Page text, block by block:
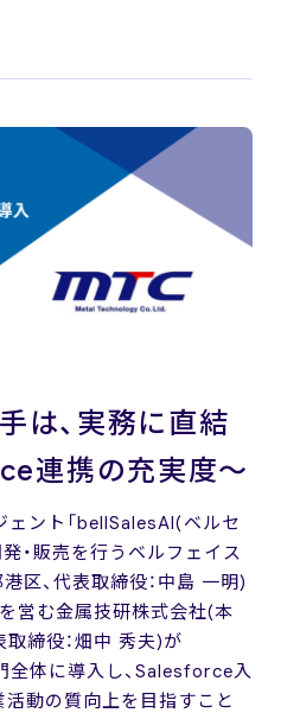
は、実務に直結
連携の充実度～
ント「bellSalesAI(ベルセ
・販売を行うベルフェイス
区、代表取締役：中島 一明)
営む金属技研株式会社(本
取締役：畑中 秀夫)が
体に導入し、Salesforce入
動の質向上を目指すこと